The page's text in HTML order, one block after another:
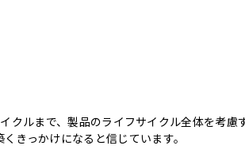
ルまで、製品のライフサイクル全体を考
きっかけになると信じています。